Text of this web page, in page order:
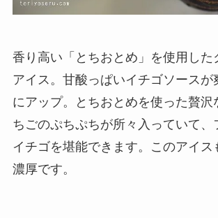
香り高い「とちおとめ」を使用した
アイス。甘酸っぱいイチゴソースが
にアップ。とちおとめを使った贅沢
ちごのぷちぷちが所々入っていて、
イチゴを堪能できます。このアイス
濃厚です。